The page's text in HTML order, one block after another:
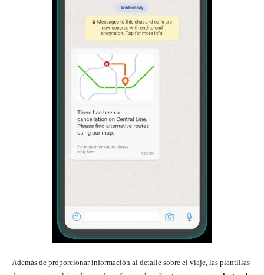
Además de proporcionar información al detalle sobre el viaje, las plantillas